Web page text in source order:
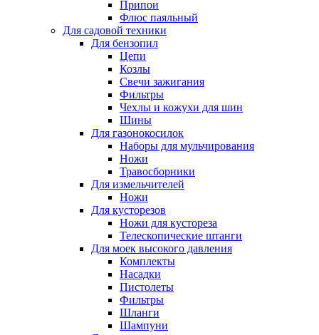
Припои
Флюс паяльный
Для садовой техники
Для бензопил
Цепи
Козлы
Свечи зажигания
Фильтры
Чехлы и кожухи для шин
Шины
Для газонокосилок
Наборы для мульчирования
Ножи
Травосборники
Для измельчителей
Ножи
Для кусторезов
Ножи для кустореза
Телескопические штанги
Для моек высокого давления
Комплекты
Насадки
Пистолеты
Фильтры
Шланги
Шампуни